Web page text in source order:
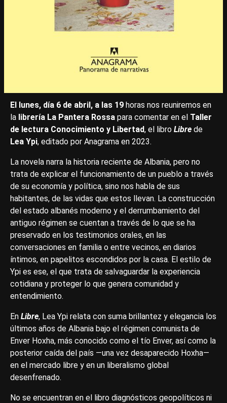
El lunes, día 6 de abril, a las 19 horas nos reuniremos en
la librería La Pantera Rossa para comentar en el Taller
de lectura Conocimiento y Libertad, el libro Libre de
Lea Ypi, editado por Anagrama en 2023.
La novela narra la historia reciente de Albania, pero no
trata de explicar el funcionamiento de un pueblo a través
de su economía y política, sino nos habla de sus
habitantes, de las vidas que estos llevan. La construcción
del estado albanés moderno y el derrumbamiento del
antiguo régimen se cuentan a través de lo que se ha
preservado en los testimonios orales, en las
conversaciones en familia o entre vecinos, en diarios
íntimos, en papelitos escondidos por la casa. El estilo de
Ypi es ese, el que trata de salvaguardar la experiencia
cotidiana y proteger lo que genera comunidad y
entendimiento.
En Libre, Lea Ypi relata con suma brillantez y elegancia los
últimos años de Albania bajo el régimen comunista de
Enver Hoxha, más conocido como el tío Enver, así como la
posterior caída del país —una vez desaparecido Hoxha—
en el mercado libre y en un liberalismo global
desenfrenado.
No se encuentran en el libro diagnósticos geopolíticos ni